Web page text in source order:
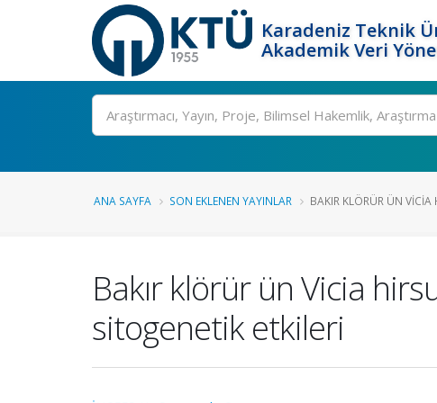
Karadeniz Teknik
Akademik Veri
Ara
ANA SAYFA SON EKLENEN YAYINLAR BAKIR KLÖRÜR ÜN VICIA
Bakır klörür ün Vicia
sitogenetik etkileri